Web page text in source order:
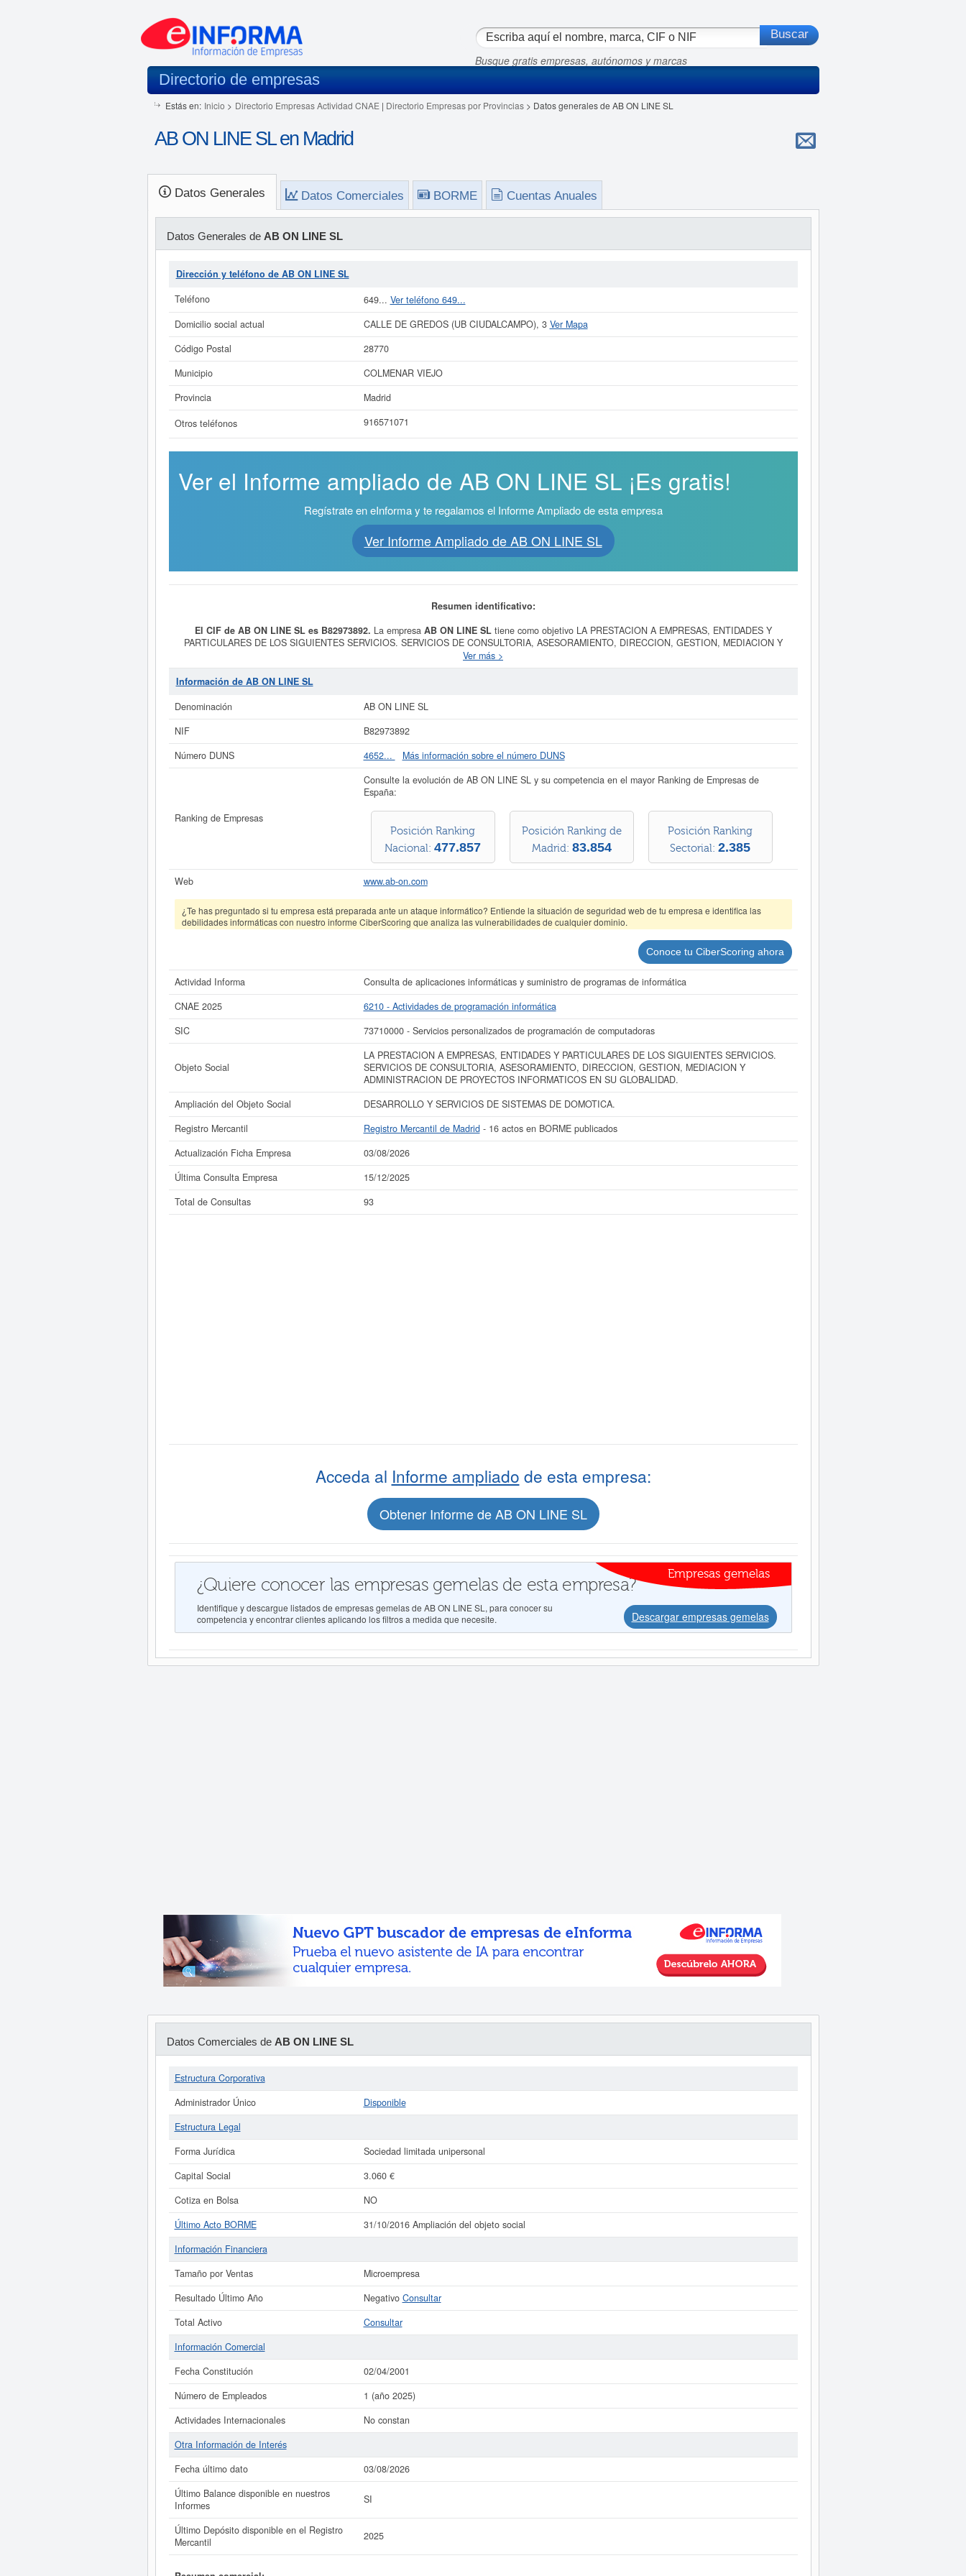
Busque gratis empresas, autónomos y marcas
Directorio de empresas
Estás en: Inicio > Directorio Empresas Actividad CNAE | Directorio Empresas por Provincias> Datos generales de AB ON LINE SL
AB ON LINE SL en Madrid
Datos Generales Datos Comerciales BORME Cuentas Anuales
Datos Generales de AB ON LINE SL
Dirección y teléfono de AB ON LINE SL
Teléfono
649... Ver teléfono 649...
Domicilio social actual
CALLE DE GREDOS (UB CIUDALCAMPO), 3 Ver Mapa
Código Postal
28770
Municipio
COLMENAR VIEJO
Provincia
Madrid
Otros teléfonos
916571071
Ver el Informe ampliado de AB ON LINE SL ¡Es gratis!
Regístrate en eInforma y te regalamos el Informe Ampliado de esta empresa
Ver Informe Ampliado de AB ON LINE SL
Resumen identificativo:
El CIF de AB ON LINE SL es B82973892. La empresa AB ON LINE SLtiene como objetivo LA PRESTACION A EMPRESAS, ENTIDADES Y
PARTICULARES DE LOS SIGUIENTES SERVICIOS. SERVICIOS DE CONSULTORIA, ASESORAMIENTO, DIRECCION, GESTION, MEDIACION Y
ADMINISTRACION DE PROYECTOS INFORMATICOS EN SU GLOBALIDAD. y se dió del alta el día 02/04/2001. Esta empresa está incluida dentro de
la categoría CNAE 6210 - Actividades de programación informática. Dentro del Sistema Internacional de Clasificación de actividades empresariales, la
empresaAB ON LINE SLse encuentra en el SIC 73710000.
puede solicitar esta empresa las demás que estén relacionadas. La empresa
Si está interesado en conocer más datos de la empresa AB ON LINE SL puede
consultar los resultados de sus años de actividad, así como los balances y cuentas de resultados disponibles.
La última actualización del informe de empresa se ha realizado el 03/08/2026.
Ver más >
Información de AB ON LINE SL
Denominación
AB ON LINE SL
NIF
B82973892
Número DUNS
4652... Más información sobre el número DUNS
Ranking de Empresas
Consulte la evolución de AB ON LINE SL y su competencia en el mayor Ranking de Empresas de
España:
Posición Ranking
Nacional: 477.857
Posición Ranking de
Madrid: 83.854
Posición Ranking
Sectorial: 2.385
Web www.ab-on.com
¿Te has preguntado si tu empresa está preparada ante un ataque informático? Entiende la situación de seguridad web de tu empresa e identifica las
debilidades informáticas con nuestro informe CiberScoring que analiza las vulnerabilidades de cualquier dominio.
Conoce tu CiberScoring ahora
Actividad Informa
Consulta de aplicaciones informáticas y suministro de programas de informática
CNAE 2025
6210 - Actividades de programación informática
SIC
73710000 - Servicios personalizados de programación de computadoras
Objeto Social
LA PRESTACION A EMPRESAS, ENTIDADES Y PARTICULARES DE LOS SIGUIENTES SERVICIOS.
SERVICIOS DE CONSULTORIA, ASESORAMIENTO, DIRECCION, GESTION, MEDIACION Y
ADMINISTRACION DE PROYECTOS INFORMATICOS EN SU GLOBALIDAD.
Ampliación del Objeto Social
DESARROLLO Y SERVICIOS DE SISTEMAS DE DOMOTICA.
Registro Mercantil
Registro Mercantil de Madrid- 16 actos en BORME publicados
Actualización Ficha Empresa
03/08/2026
Última Consulta Empresa
15/12/2025
Total de Consultas
93
Acceda al Informe ampliado de esta empresa:
Obtener Informe de AB ON LINE SL
Empresas gemelas
¿Quiere conocer las empresas gemelas de esta empresa?
Identifique y descargue listados de empresas gemelas de AB ON LINE SL, para conocer su
competencia y encontrar clientes aplicando los filtros a medida que necesite.
Descargar empresas gemelas
Datos Comerciales de AB ON LINE SL
Estructura Corporativa
Administrador Único
Disponible
Estructura Legal
Forma Jurídica
Sociedad limitada unipersonal
Capital Social
3.060 €
Cotiza en Bolsa
NO
Último Acto BORME
31/10/2016 Ampliación del objeto social
Información Financiera
Tamaño por Ventas
Microempresa
Resultado Último Año
Negativo Consultar
Total Activo
Consultar
Información Comercial
Fecha Constitución
02/04/2001
Número de Empleados
1 (año 2025)
Actividades Internacionales
No constan
Otra Información de Interés
Fecha último dato
03/08/2026
Último Balance disponible en nuestros
Informes
SI
Último Depósito disponible en el Registro
Mercantil
2025